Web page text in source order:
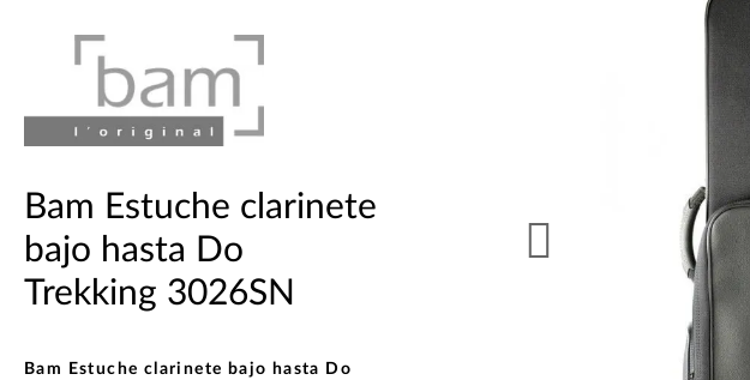
Bam Estuche clarinete
bajo hasta Do
Trekking 3026SN
Bam Estuche clarinete bajo hasta Do